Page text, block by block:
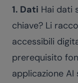
1. Dati Hai dati
chiave? Li
accessibili
prerequisito
applicazione AI